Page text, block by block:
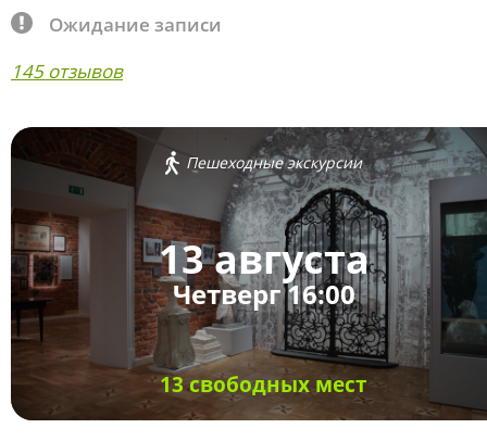
Ожидание записи
145 отзывов
Пешеходные экскурсии
13 августа
Четверг 16:00
13 свободных мест